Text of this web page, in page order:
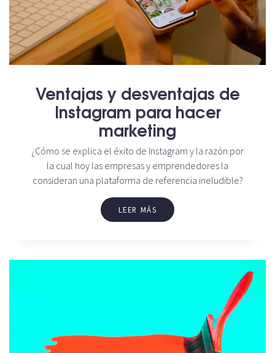
Ventajas y desventajas de
Instagram para hacer
marketing
¿Cómo se explica el éxito de Instagram y la razón por
la cual hoy las empresas y emprendedores la
consideran una plataforma de referencia ineludible?
LEER MÁS